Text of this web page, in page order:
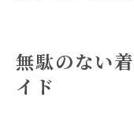
無駄のない
イド